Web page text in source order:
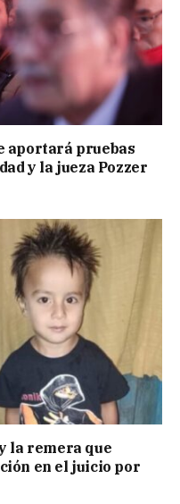
aportará pruebas
y la jueza Pozzer
la remera que
en el juicio por